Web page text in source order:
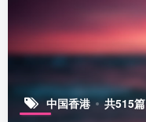
中国香港 共515篇